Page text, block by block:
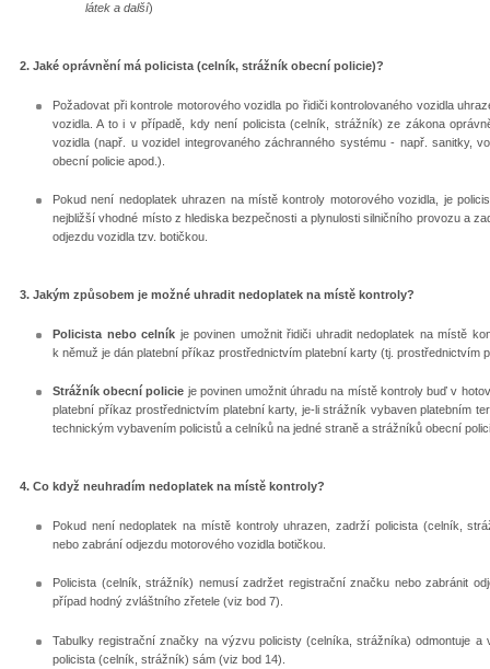
látek a další)
2. Jaké oprávnění má policista (celník, strážník obecní policie)?
Požadovat při kontrole motorového vozidla po řidiči kontrolovaného vozidla
vozidla. A to i v případě, kdy není policista (celník, strážník) ze zákona
vozidla (např. u vozidel integrovaného záchranného systému - např. sanitky,
obecní policie apod.).
Pokud není nedoplatek uhrazen na místě kontroly motorového vozidla, je
nejbližší vhodné místo z hlediska bezpečnosti a plynulosti silničního provozu a
odjezdu vozidla tzv. botičkou.
3. Jakým způsobem je možné uhradit nedoplatek na místě kontroly?
Policista nebo celník je povinen umožnit řidiči uhradit nedoplatek na místě
k němuž je dán platební příkaz prostřednictvím platební karty (tj. prostřednictvím
Strážník obecní policie je povinen umožnit úhradu na místě kontroly buď v
platební příkaz prostřednictvím platební karty, je-li strážník vybaven platebním
technickým vybavením policistů a celníků na jedné straně a strážníků obecní
4. Co když neuhradím nedoplatek na místě kontroly?
Pokud není nedoplatek na místě kontroly uhrazen, zadrží policista (celník,
nebo zabrání odjezdu motorového vozidla botičkou.
Policista (celník, strážník) nemusí zadržet registrační značku nebo zabránit
případ hodný zvláštního zřetele (viz bod 7).
Tabulky registrační značky na výzvu policisty (celníka, strážníka) odmontuje a
policista (celník, strážník) sám (viz bod 14).